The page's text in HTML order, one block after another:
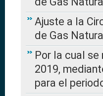
Ajuste a la
de Gas
Por la cual se
2019,
para el